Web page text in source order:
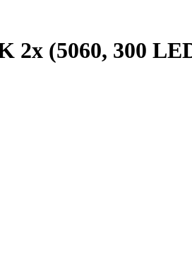
2x (5060, 300